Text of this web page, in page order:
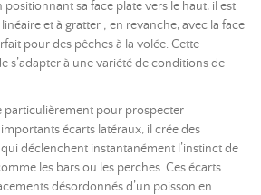
positionnant sa face plate vers le haut, il est
et à gratter ; en revanche, avec la face
pour des pêches à la volée. Cette
s’adapter à une variété de conditions de
particulièrement pour prospecter
écarts latéraux, il crée des
déclenchent instantanément l’instinct de
les bars ou les perches. Ces écarts
désordonnés d’un poisson en